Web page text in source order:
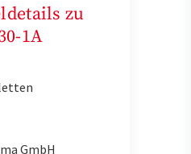
zu
1A
GmbH